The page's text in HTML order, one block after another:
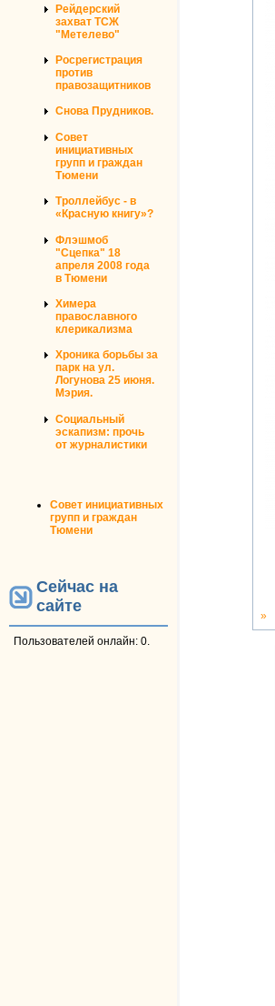
Рейдерский
захват ТСЖ
"Метелево"
Росрегистрация
против
правозащитников
Снова Прудников.
Совет
инициативных
групп и граждан
Тюмени
Троллейбус - в
«Красную книгу»?
Флэшмоб
"Сцепка" 18
апреля 2008 года
в Тюмени
Химера
православного
клерикализма
Хроника борьбы за
парк на ул.
Логунова 25 июня.
Мэрия.
Социальный
эскапизм: прочь
от журналистики
Совет инициативных
групп и граждан
Тюмени
Сейчас на
сайте
Пользователей онлайн: 0.
»